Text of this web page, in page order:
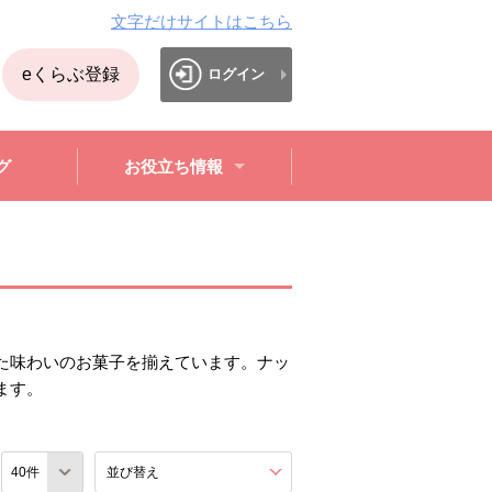
文字だけサイトはこちら
eくらぶ登録 ログイン
お役立ち情報
わいのお菓子を揃えています。ナッ
。
並び替え